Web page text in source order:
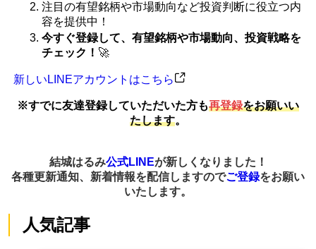
注目の有望銘柄や市場動向など投資判断に役立つ内
容を提供中！
今すぐ登録して、有望銘柄や市場動向、投資戦略を
チェック！ 🚀
新しいLINEアカウントはこちら
※すでに友達登録していただいた方も再登録をお願いい
たします。
結城はるみ公式LINEが新しくなりました！
各種更新通知、新着情報を配信しますのでご登録をお願い
いたします。
人気記事